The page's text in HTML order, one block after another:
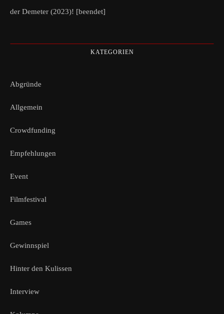
der Demeter (2023)! [beendet]
KATEGORIEN
Abgründe
Allgemein
Crowdfunding
Empfehlungen
Event
Filmfestival
Games
Gewinnspiel
Hinter den Kulissen
Interview